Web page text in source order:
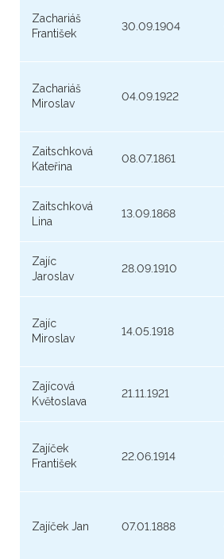
Zachariáš
František
30.09.1904
Zachariáš
Miroslav
04.09.1922
Zaitschková
Kateřina
08.07.1861
Zaitschková
Lina
13.09.1868
Zajíc
Jaroslav
28.09.1910
Zajíc
Miroslav
14.05.1918
Zajícová
Květoslava
21.11.1921
Zajíček
František
22.06.1914
Zajíček Jan 07.01.1888